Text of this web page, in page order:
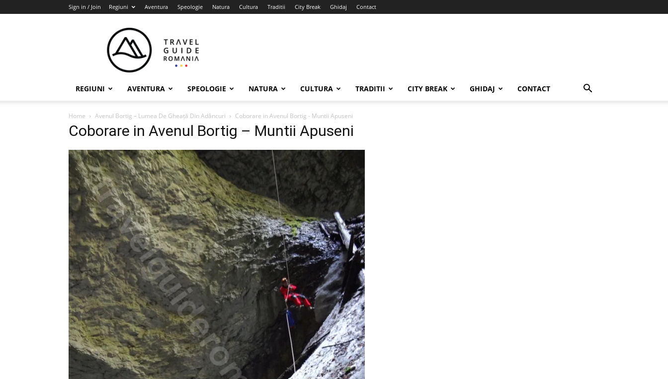
Sign in / Join Regiuni Aventura Speologie Natura Cultura Traditii City Break Ghidaj Contact
Guide
Romania
REGIUNI AVENTURA SPEOLOGIE NATURA CULTURA TRADITII CITY BREAK GHIDAJ CONTACT
Home Avenul Bortig – Lumea De Gheață Din Adâncuri Coborare in Avenul Bortig - Muntii Apuseni
Coborare in Avenul Bortig – Muntii Apuseni